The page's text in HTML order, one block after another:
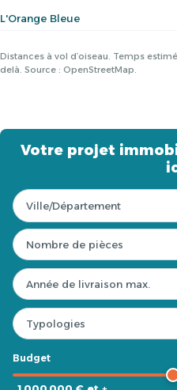
L'Orange Bleue
Distances à vol d’oiseau. Temps
delà. Source : OpenStreetMap.
Votre projet
Budget